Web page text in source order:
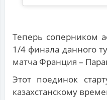
Теперь соперником
1/4 финала данного
матча Франция –
Этот поединок
казахстанскому